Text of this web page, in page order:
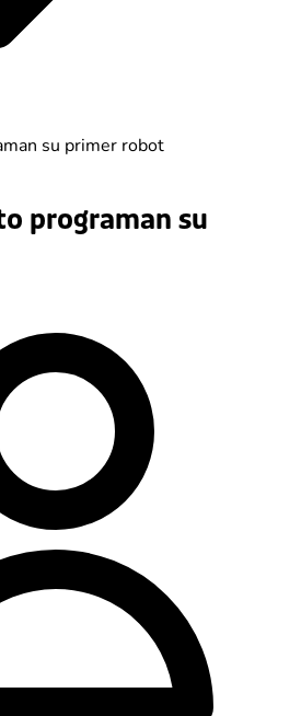
su primer robot
programan su